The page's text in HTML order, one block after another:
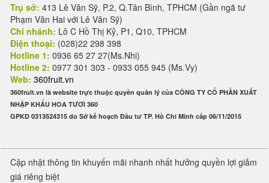
Trụ sở: 413 Lê Văn Sỹ, P.2, Q.Tân Bình, TPHCM (Gần ngã tư
Phạm Văn Hai với Lê Văn Sỹ)
Chi nhánh: Lô C Hồ Thị Kỷ, P1, Q10, TPHCM
Điện thoại: (028)22 298 398
Hotline 1: 0936 65 27 27(Ms.Nhi)
Hotline 2: 0977 301 303 - 0933 055 945 (Ms.Vy)
Web: 360fruit.vn
360fruit.vn là website trực thuộc quyền quản lý của CÔNG TY CỔ PHẦN XUẤT
NHẬP KHẨU HOA TƯƠI 360
GPKD 0313524315 do Sở kế hoạch Đầu tư TP. Hồ Chí Minh cấp 06/11/2015
Cập nhật thông tin khuyến mãi nhanh nhất hưởng quyền lợi giảm
giá riêng biệt